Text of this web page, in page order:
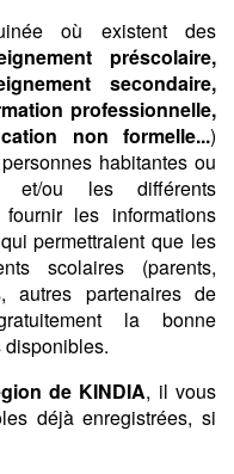
où existent des
préscolaire,
secondaire,
professionnelle,
non formelle...)
habitantes ou
et/ou les différents
les informations
permettraient que les
scolaires (parents,
autres partenaires de
la bonne
disponibles.
de KINDIA, il vous
déjà enregistrées, si